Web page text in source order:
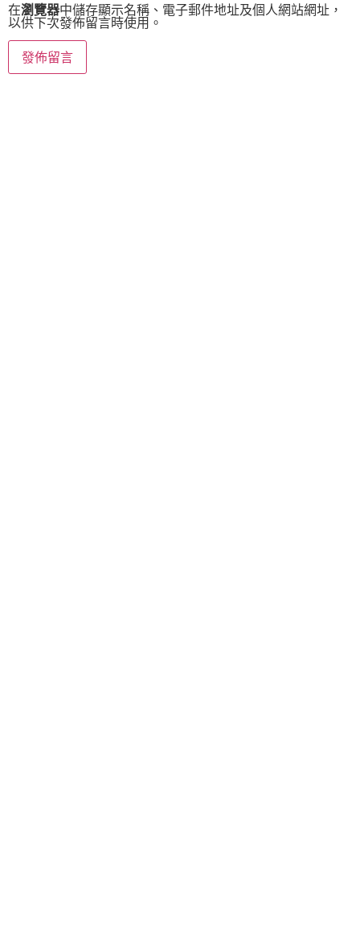
在瀏覽器中儲存顯示名稱、電子郵件地址及個人網站網址，
以供下次發佈留言時使用。